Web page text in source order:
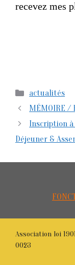
recevez mes
Catégories
actualités
MÉMOIRE /
Inscription à
Déjeuner &
Association loi
0023